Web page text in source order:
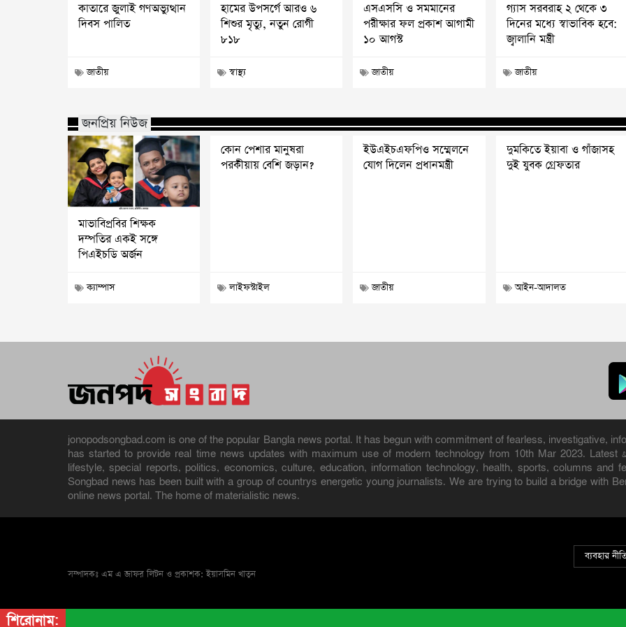
কাতারে জুলাই গণঅভ্যুত্থান
দিবস পালিত
জাতীয়
হামের উপসর্গে আরও ৬
শিশুর মৃত্যু, নতুন রোগী
৮১৮
স্বাস্থ্য
এসএসসি ও সমমানের
পরীক্ষার ফল প্রকাশ আগামী
১০ আগস্ট
জাতীয়
গ্যাস সরবরাহ ২ থেকে ৩
দিনের মধ্যে স্বাভাবিক হবে:
জ্বালানি মন্ত্রী
জাতীয়
জনপ্রিয় নিউজ
মাভাবিপ্রবির শিক্ষক
দম্পতির একই সঙ্গে
পিএইচডি অর্জন
ক্যাম্পাস
কোন পেশার মানুষরা
পরকীয়ায় বেশি জড়ান?
লাইফস্টাইল
ইউএইচএফপিও সম্মেলনে
যোগ দিলেন প্রধানমন্ত্রী
জাতীয়
দুমকিতে ইয়াবা ও গাঁজাসহ
দুই যুবক গ্রেফতার
আইন-আদালত
jonopodsongbad.com is one of the popular Bangla news portal. It has begun with commitment of fearless, investigative,
has started to provide real time news updates with maximum use of modern technology from 10th Mar 2023. Latest
lifestyle, special reports, politics, economics, culture, education, information technology, health, sports, columns and
Songbad news has been built with a group of countrys energetic young journalists. We are trying to build a bridge with
online news portal. The home of materialistic news.
সম্পাদকঃ এম এ জাফর লিটন ও প্রকাশক: ইয়াসমিন খাতুন
ব্যবহার
শিরোনাম: